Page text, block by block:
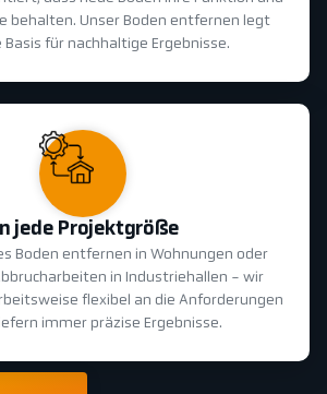
behalten. Unser Boden entfernen legt
für nachhaltige Ergebnisse.
jede Projektgröße
Boden entfernen in Wohnungen oder
in Industriehallen - wir
flexibel an die Anforderungen
immer präzise Ergebnisse.